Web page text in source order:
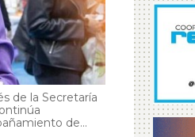
de la Secretaría
de...